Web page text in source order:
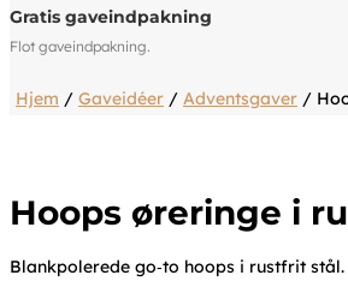
Gratis gaveindpakning
Flot gaveindpakning.
Hjem / Gaveidéer / Adventsgaver /
Hoops øreringe i
Blankpolerede go‑to hoops i rustfrit stål.